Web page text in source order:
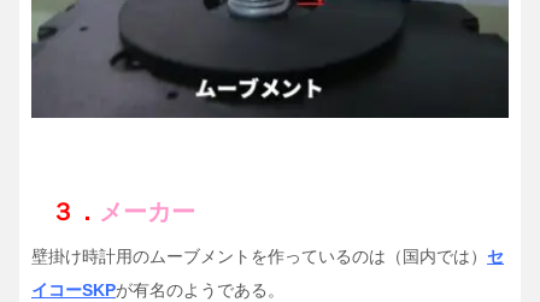
３． メーカー
壁掛け時計用のムーブメントを作っているのは（国内では） セ
イコーSKPが有名のようである。